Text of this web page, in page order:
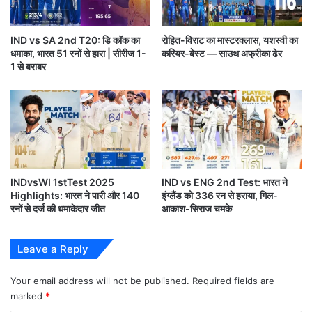
IPL 2022 Points Table
Highlights 26th Match LSGvsMI Lucknow
beat Mumbai by 18 runs
राहुल ने मुंबई के खिलाफ दूसरा और आईपीएल का अपना तीसरा
यह उनका 100वां आईपीएल मैच भी था। लखनऊ की टीम को
मुंबई के फील्डर का भी पूरा साथ मिला।
की
दि
ल्ली
प
र
आ
सा
जी
त
IND vs SA 2nd T20: डि कॉक का
धमाका, भारत 51 रनों से हारा | सीरीज 1-
1 से बराबर
रोहित-विराट का मास्टरक्लास, यशस्वी का
करियर-बेस्ट — साउथ अफ्रीका ढेर
INDvsWI 1stTest 2025
Highlights: भारत ने पारी और 140
रनों से दर्ज की धमाकेदार जीत
IND vs ENG 2nd Test: भारत ने
इंग्लैंड को 336 रन से हराया, गिल-
आकाश-सिराज चमके
Leave a Reply
Your email address will not be published. Required fields are
marked *